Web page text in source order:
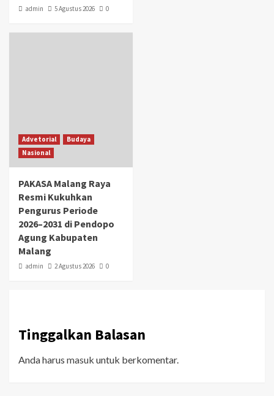
admin 5 Agustus 2026 0
Advetorial
Budaya
Nasional
PAKASA Malang Raya
Resmi Kukuhkan
Pengurus Periode
2026–2031 di Pendopo
Agung Kabupaten
Malang
admin 2 Agustus 2026 0
Tinggalkan Balasan
Anda harus masuk untuk berkomentar.